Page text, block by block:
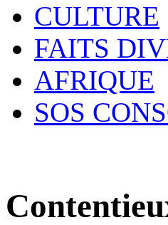
CULTURE
FAITS
AFRIQUE
SOS